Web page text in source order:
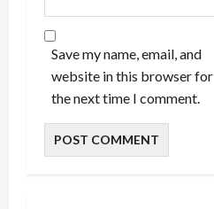
Save my name, email, and
website in this browser for
the next time I comment.